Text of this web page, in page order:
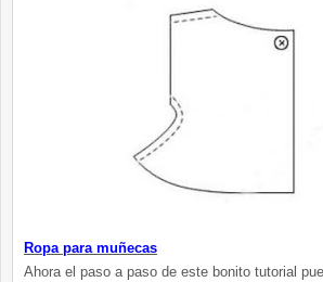
Ropa para muñecas
Ahora el paso a paso de este bonito tutorial